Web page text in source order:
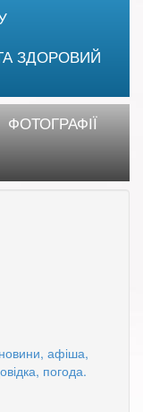
ЗДОРОВИЙ
ФОТОГРАФІЇ
афіша,
погода.